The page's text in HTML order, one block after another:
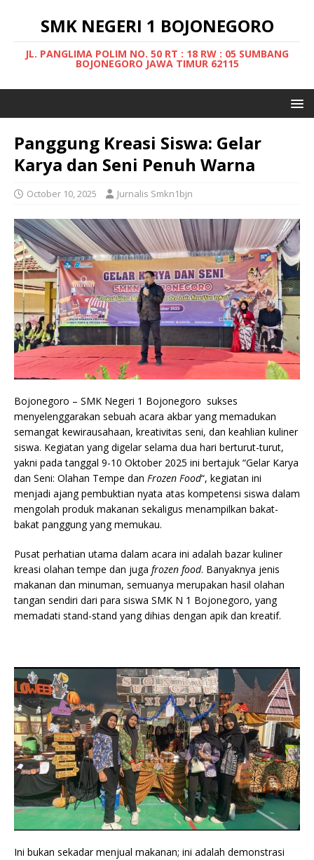
SMK NEGERI 1 BOJONEGORO
JL. PANGLIMA POLIM NO. 50 RT : 18 RW : 05 SUMBANG
BOJONEGORO JAWA TIMUR 62115
Panggung Kreasi Siswa: Gelar
Karya dan Seni Penuh Warna
October 10, 2025 Jurnalis Smkn1bjn
Bojonegoro – SMK Negeri 1 Bojonegoro sukses
menyelenggarakan sebuah acara akbar yang memadukan
semangat kewirausahaan, kreativitas seni, dan keahlian kuliner
siswa. Kegiatan yang digelar selama dua hari berturut-turut,
yakni pada tanggal 9-10 Oktober 2025 ini bertajuk “Gelar Karya
dan Seni: Olahan Tempe dan Frozen Food“, kegiatan ini
menjadi ajang pembuktian nyata atas kompetensi siswa dalam
mengolah produk makanan sekaligus menampilkan bakat-
bakat panggung yang memukau.
Pusat perhatian utama dalam acara ini adalah bazar kuliner
kreasi olahan tempe dan juga frozen food. Banyaknya jenis
makanan dan minuman, semuanya merupakan hasil olahan
tangan sendiri dari para siswa SMK N 1 Bojonegoro, yang
memadati stand-stand yang dihias dengan apik dan kreatif.
Ini bukan sekadar menjual makanan; ini adalah demonstrasi